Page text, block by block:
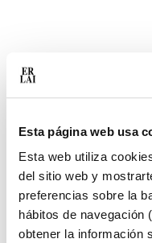
Esta página web usa
Esta web utiliza
del sitio web y
preferencias sobre la
hábitos de navegación
obtener la información